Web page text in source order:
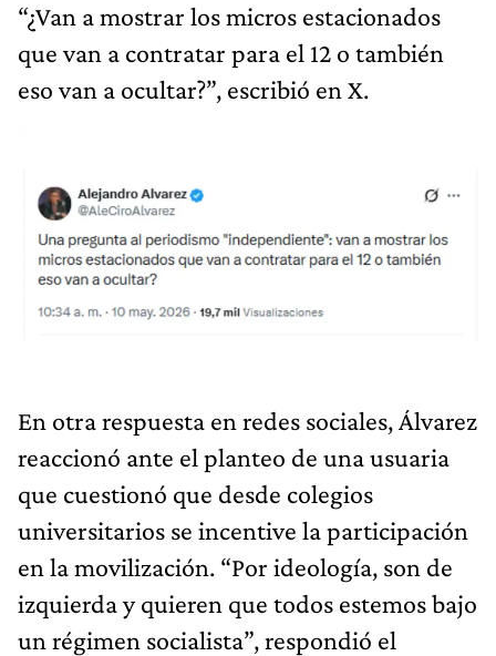
“¿Van a mostrar los micros estacionados
que van a contratar para el 12 o también
eso van a ocultar?”, escribió en X.
En otra respuesta en redes sociales, Álvarez
reaccionó ante el planteo de una usuaria
que cuestionó que desde colegios
universitarios se incentive la participación
en la movilización. “Por ideología, son de
izquierda y quieren que todos estemos bajo
un régimen socialista”, respondió el